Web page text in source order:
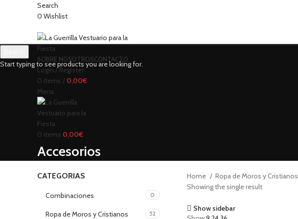
Search
0 Wishlist
SOBRE NOSOTROSCONTACTO
Login / Register
0 items / 0,00€
Menu
0 items 0,00€
Accesorios
CATEGORIAS
Combinaciones 0
Ropa de Moros y Cristianos 52
Home Ropa de Moros y Cristianos
Showing the single result
Show sidebar
Start typing to see products you are looking for.